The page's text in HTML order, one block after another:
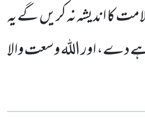
کا اندیشہ نہ کریں گے یہ
دے، اور اللہ وسعت والا